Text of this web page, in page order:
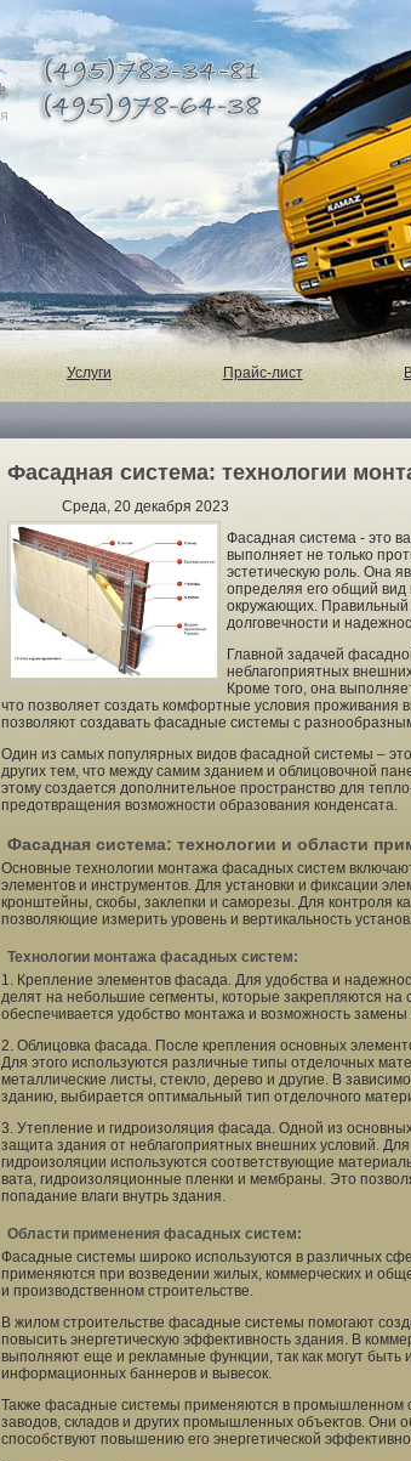
Услуги Прайс-лист
Фасадная система: технологии
Среда, 20 декабря 2023
Фасадная система - это
выполняет не только
эстетическую роль. Она
определяя его общий
окружающих. Правильный
долговечности и
Главной задачей
неблагоприятных
Кроме того, она
что позволяет создать комфортные условия проживания
позволяют создавать фасадные системы с
Один из самых популярных видов фасадной системы –
других тем, что между самим зданием и облицовочной
этому создается дополнительное пространство для
предотвращения возможности образования конденсата.
Фасадная система: технологии и области
Основные технологии монтажа фасадных систем
элементов и инструментов. Для установки и фиксации
кронштейны, скобы, заклепки и саморезы. Для контроля
позволяющие измерить уровень и вертикальность
Технологии монтажа фасадных систем:
1. Крепление элементов фасада. Для удобства и
делят на небольшие сегменты, которые закрепляются
обеспечивается удобство монтажа и возможность
2. Облицовка фасада. После крепления основных
Для этого используются различные типы отделочных
металлические листы, стекло, дерево и другие. В
зданию, выбирается оптимальный тип отделочного
3. Утепление и гидроизоляция фасада. Одной из
защита здания от неблагоприятных внешних условий.
гидроизоляции используются соответствующие
вата, гидроизоляционные пленки и мембраны. Это
попадание влаги внутрь здания.
Области применения фасадных систем:
Фасадные системы широко используются в различных
применяются при возведении жилых, коммерческих и
и производственном строительстве.
В жилом строительстве фасадные системы помогают
повысить энергетическую эффективность здания. В
выполняют еще и рекламные функции, так как могут
информационных баннеров и вывесок.
Также фасадные системы применяются в промышленном
заводов, складов и других промышленных объектов. Они
способствуют повышению его энергетической